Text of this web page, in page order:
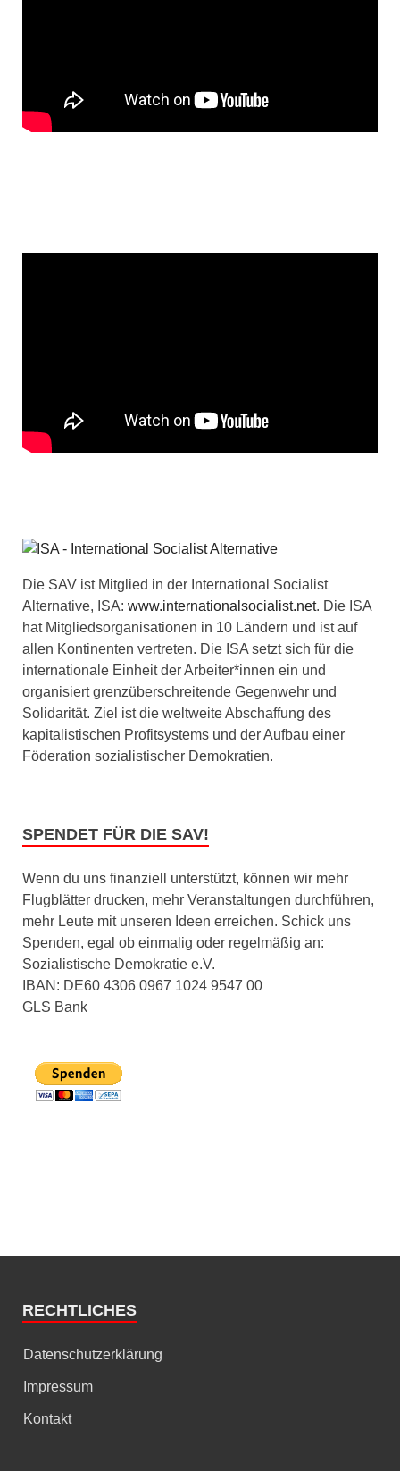
Die SAV ist Mitglied in der International Socialist
Alternative, ISA: www.internationalsocialist.net. Die ISA
hat Mitgliedsorganisationen in 10 Ländern und ist auf
allen Kontinenten vertreten. Die ISA setzt sich für die
internationale Einheit der Arbeiter*innen ein und
organisiert grenzüberschreitende Gegenwehr und
Solidarität. Ziel ist die weltweite Abschaffung des
kapitalistischen Profitsystems und der Aufbau einer
Föderation sozialistischer Demokratien.
SPENDET FÜR DIE SAV!
Wenn du uns finanziell unterstützt, können wir mehr
Flugblätter drucken, mehr Veranstaltungen durchführen,
mehr Leute mit unseren Ideen erreichen. Schick uns
Spenden, egal ob einmalig oder regelmäßig an:
Sozialistische Demokratie e.V.
IBAN: DE60 4306 0967 1024 9547 00
GLS Bank
RECHTLICHES
Datenschutzerklärung
Impressum
Kontakt